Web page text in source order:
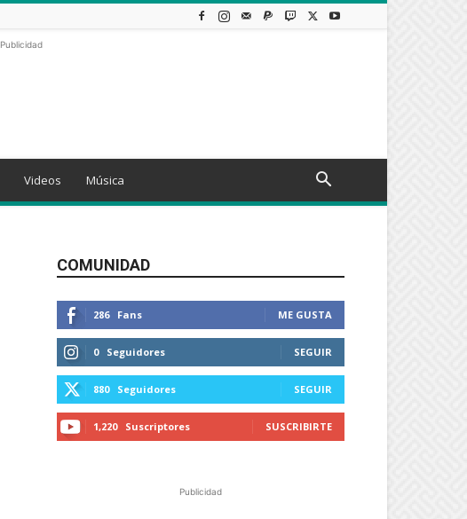
Publicidad
Videos Música
COMUNIDAD
286 Fans ME GUSTA
0 Seguidores SEGUIR
880 Seguidores SEGUIR
1,220 Suscriptores SUSCRIBIRTE
Publicidad